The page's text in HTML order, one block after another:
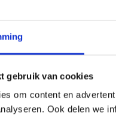
gebruik van cookies
om content en
Ook delen we